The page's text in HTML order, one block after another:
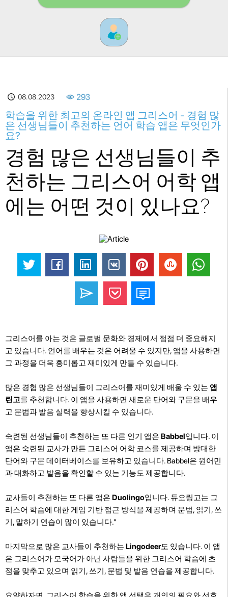
08.08.2023 293
학습을 위한 최고의 온라인 앱 그리스어 - 경험 많
은 선생님들이 추천하는 언어 학습 앱은 무엇인가
요?
경험 많은 선생님들이 추
천하는 그리스어 어학 앱
에는 어떤 것이 있나요?
그리스어를 아는 것은 글로벌 문화와 경제에서 점점 더 중요해지
고 있습니다. 언어를 배우는 것은 어려울 수 있지만, 앱을 사용하면
그 과정을 더욱 흥미롭고 재미있게 만들 수 있습니다.
많은 경험 많은 선생님들이 그리스어를 재미있게 배울 수 있는 앱
린고를 추천합니다. 이 앱을 사용하면 새로운 단어와 구문을 배우
고 문법과 발음 실력을 향상시킬 수 있습니다.
숙련된 선생님들이 추천하는 또 다른 인기 앱은 Babbel입니다. 이
앱은 숙련된 교사가 만든 그리스어 어학 코스를 제공하며 방대한
단어와 구문 데이터베이스를 보유하고 있습니다. Babbel은 원어민
과 대화하고 발음을 확인할 수 있는 기능도 제공합니다.
교사들이 추천하는 또 다른 앱은 Duolingo입니다. 듀오링고는 그
리스어 학습에 대한 게임 기반 접근 방식을 제공하며 문법, 읽기, 쓰
기, 말하기 연습이 많이 있습니다."
마지막으로 많은 교사들이 추천하는 Lingodeer도 있습니다. 이 앱
은 그리스어가 모국어가 아닌 사람들을 위한 그리스어 학습에 초
점을 맞추고 있으며 읽기, 쓰기, 문법 및 발음 연습을 제공합니다.